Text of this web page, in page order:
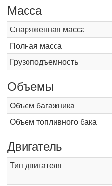
Масса
Снаряженная масса
Полная масса
Грузоподъемность
Объемы
Объем багажника
Объем топливного бака
Двигатель
Тип двигателя